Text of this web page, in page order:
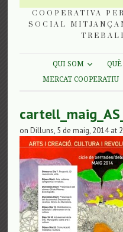
COOPERATIVA
SOCIAL
QUI SOM
MERCAT COOPERATIU
on Dilluns, 5 de maig, 2014 at